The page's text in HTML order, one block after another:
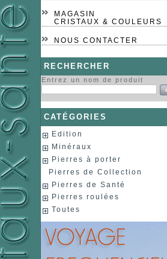
MAGASIN
CRISTAUX & COULEURS
NOUS CONTACTER
RECHERCHER
Entrez un nom de produit
CATÉGORIES
Edition
Minéraux
Pierres à porter
Pierres de Collection
Pierres de Santé
Pierres roulées
Toutes